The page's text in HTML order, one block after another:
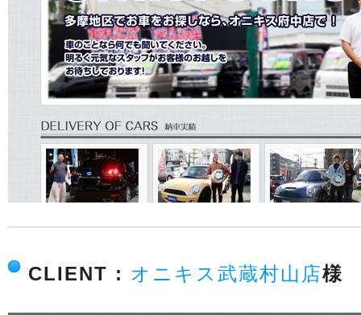
CLIENT : オニキス武蔵村山店様